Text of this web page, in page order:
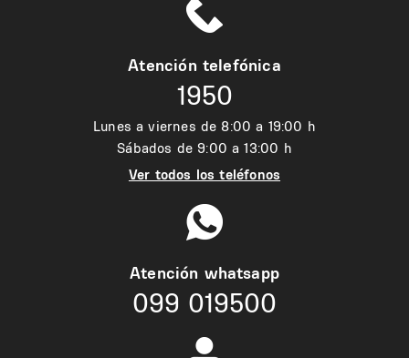
Atención telefónica
1950
Lunes a viernes de 8:00 a 19:00 h
Sábados de 9:00 a 13:00 h
Ver todos los teléfonos
Atención whatsapp
099 019500